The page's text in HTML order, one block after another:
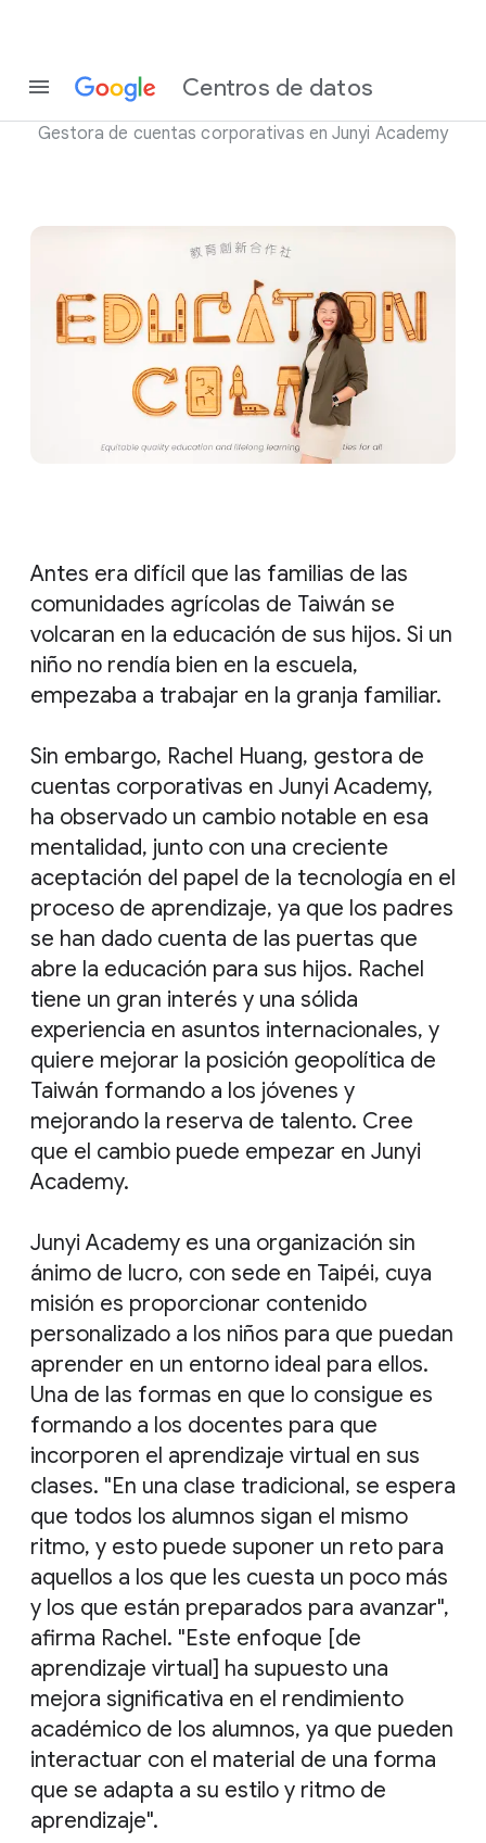
Centros de datos
Conoce a Rachel Huang
Gestora de cuentas corporativas en Junyi Academy
Antes era difícil que las familias de las
comunidades agrícolas de Taiwán se
volcaran en la educación de sus hijos. Si un
niño no rendía bien en la escuela,
empezaba a trabajar en la granja familiar.
Sin embargo, Rachel Huang, gestora de
cuentas corporativas en Junyi Academy,
ha observado un cambio notable en esa
mentalidad, junto con una creciente
aceptación del papel de la tecnología en el
proceso de aprendizaje, ya que los padres
se han dado cuenta de las puertas que
abre la educación para sus hijos. Rachel
tiene un gran interés y una sólida
experiencia en asuntos internacionales, y
quiere mejorar la posición geopolítica de
Taiwán formando a los jóvenes y
mejorando la reserva de talento. Cree
que el cambio puede empezar en Junyi
Academy.
Junyi Academy es una organización sin
ánimo de lucro, con sede en Taipéi, cuya
misión es proporcionar contenido
personalizado a los niños para que puedan
aprender en un entorno ideal para ellos.
Una de las formas en que lo consigue es
formando a los docentes para que
incorporen el aprendizaje virtual en sus
clases. "En una clase tradicional, se espera
que todos los alumnos sigan el mismo
ritmo, y esto puede suponer un reto para
aquellos a los que les cuesta un poco más
y los que están preparados para avanzar",
afirma Rachel. "Este enfoque [de
aprendizaje virtual] ha supuesto una
mejora significativa en el rendimiento
académico de los alumnos, ya que pueden
interactuar con el material de una forma
que se adapta a su estilo y ritmo de
aprendizaje".